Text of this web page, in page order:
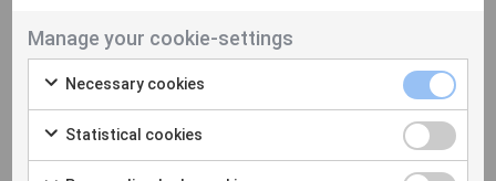
vingslag.
Berlin är inte bara en destination; det är en känsla.
Oavsett om du är historieintresserad, konstälskare eller
bara vill uppleva stadens pulserande atmosfär,
kommer Berlin att överträffa dina förväntningar. Så
Manage your cookie-settings
Necessary cookies
Statistical cookies